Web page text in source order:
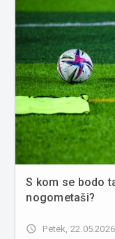
S kom se bodo
nogometaši?
access_time Petek, 22.05.2026